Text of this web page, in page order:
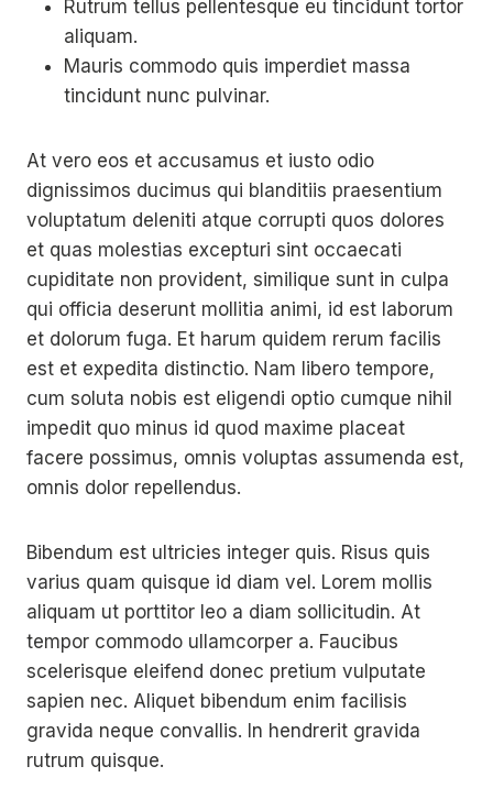
Rutrum tellus pellentesque eu tincidunt tortor
aliquam.
Mauris commodo quis imperdiet massa
tincidunt nunc pulvinar.
At vero eos et accusamus et iusto odio
dignissimos ducimus qui blanditiis praesentium
voluptatum deleniti atque corrupti quos dolores
et quas molestias excepturi sint occaecati
cupiditate non provident, similique sunt in culpa
qui officia deserunt mollitia animi, id est laborum
et dolorum fuga. Et harum quidem rerum facilis
est et expedita distinctio. Nam libero tempore,
cum soluta nobis est eligendi optio cumque nihil
impedit quo minus id quod maxime placeat
facere possimus, omnis voluptas assumenda est,
omnis dolor repellendus.
Bibendum est ultricies integer quis. Risus quis
varius quam quisque id diam vel. Lorem mollis
aliquam ut porttitor leo a diam sollicitudin. At
tempor commodo ullamcorper a. Faucibus
scelerisque eleifend donec pretium vulputate
sapien nec. Aliquet bibendum enim facilisis
gravida neque convallis. In hendrerit gravida
rutrum quisque.